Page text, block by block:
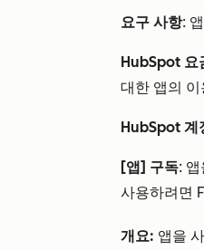
요구 사항:
HubSpot 요
대한 앱의
HubSpot 계
[앱] 구독:
사용하려면
개요: 앱을